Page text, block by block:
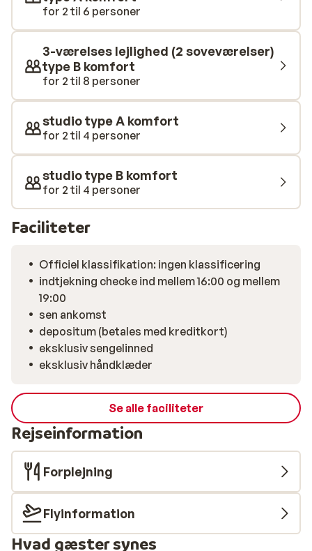
efter skiløbet, er det også godt at vide, at du kan
benytte dig af skibussen, som kører dig tilbage til din
komfortable lejlighed.
for 2 til 6 personer
3-værelses lejlighed (2 soveværelser)
type B komfort
for 2 til 8 personer
studio type A komfort
for 2 til 4 personer
studio type B komfort
for 2 til 4 personer
Faciliteter
Officiel klassifikation: ingen klassificering
indtjekning checke ind mellem 16:00 og mellem
19:00
sen ankomst
depositum (betales med kreditkort)
eksklusiv sengelinned
eksklusiv håndklæder
Se alle faciliteter
Rejseinformation
Forplejning
Flyinformation
Hvad gæster synes